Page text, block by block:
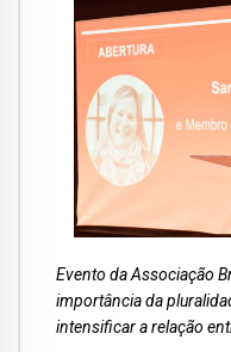
Evento da Associação
importância da
intensificar a relação